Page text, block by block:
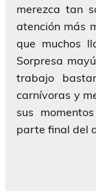
merezca tan
atención más
que muchos
Sorpresa
trabajo
carnívoras y
sus
parte final del